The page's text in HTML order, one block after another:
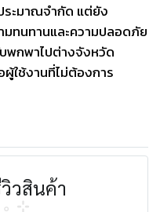
ระมาณจำกัด แต่ยัง
มทนทานและความปลอดภัย
พกพาไปต่างจังหวัด
ใช้งานที่ไม่ต้องการ
วสินค้า